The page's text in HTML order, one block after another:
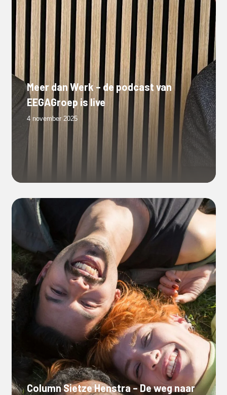
Meer dan Werk – de podcast van
EEGAGroep is live
4 november 2025
Column Sietze Henstra – De weg naar